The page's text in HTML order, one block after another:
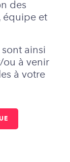
des
équipe et
ainsi
ou à venir
à votre